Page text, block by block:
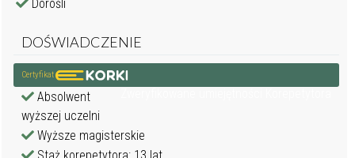
Dorośli
DOŚWIADCZENIE
Certyfikat
Absolwent
wyższej uczelni
Wyższe magisterskie